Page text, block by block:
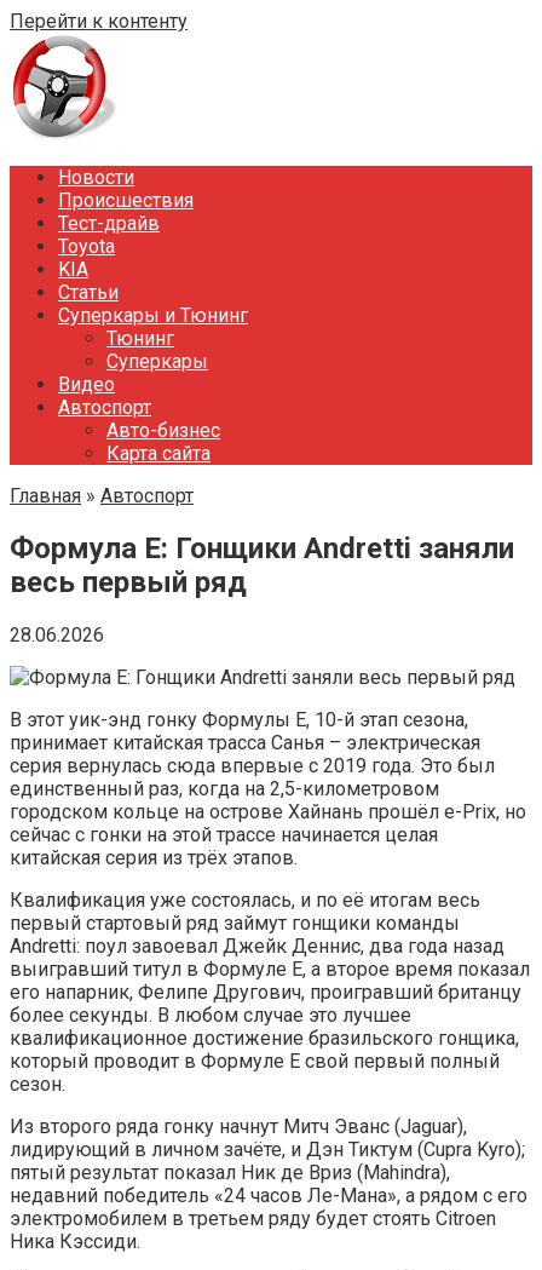
Перейти к контенту
Новости
Происшествия
Тест-драйв
Toyota
KIA
Статьи
Суперкары и Тюнинг
Тюнинг
Суперкары
Видео
Автоспорт
Авто-бизнес
Карта сайта
Главная » Автоспорт
Формула E: Гонщики Andretti заняли
весь первый ряд
28.06.2026
В этот уик-энд гонку Формулы E, 10-й этап сезона,
принимает китайская трасса Санья – электрическая
серия вернулась сюда впервые с 2019 года. Это был
единственный раз, когда на 2,5-километровом
городском кольце на острове Хайнань прошёл e-Prix, но
сейчас с гонки на этой трассе начинается целая
китайская серия из трёх этапов.
Квалификация уже состоялась, и по её итогам весь
первый стартовый ряд займут гонщики команды
Andretti: поул завоевал Джейк Деннис, два года назад
выигравший титул в Формуле E, а второе время показал
его напарник, Фелипе Другович, проигравший британцу
более секунды. В любом случае это лучшее
квалификационное достижение бразильского гонщика,
который проводит в Формуле E свой первый полный
сезон.
Из второго ряда гонку начнут Митч Эванс (Jaguar),
лидирующий в личном зачёте, и Дэн Тиктум (Cupra Kyro);
пятый результат показал Ник де Вриз (Mahindra),
недавний победитель «24 часов Ле-Мана», а рядом с его
электромобилем в третьем ряду будет стоять Citroen
Ника Кэссиди.